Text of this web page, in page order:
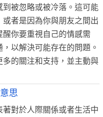
被忽略或被冷落。這可能
者是因為你與朋友之間出
你要重視自己的情感需
以解決可能存在的問題。
多的關注和支持，並主動與
思
對於人際關係或者生活中